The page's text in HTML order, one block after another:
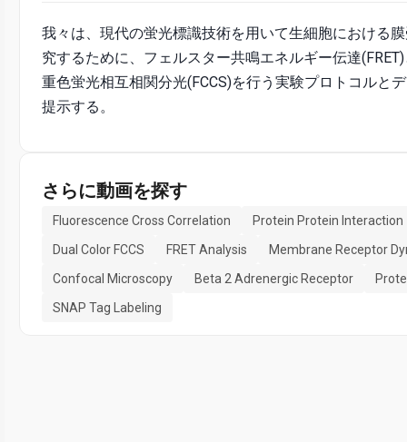
我々は、現代の蛍光標識技術を用いて生細胞における
究するために、フェルスター共鳴エネルギー伝達
重色蛍光相互相関分光(FCCS)を行う実験プロトコルと
提示する。
さらに動画を探す
Fluorescence Cross Correlation
Protein Protein Interaction
Dual Color FCCS
FRET Analysis
Membrane Receptor
Confocal Microscopy
Beta 2 Adrenergic Receptor
SNAP Tag Labeling